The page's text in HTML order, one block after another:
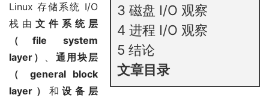
3 磁盘 I/O 观察
4 进程 I/O 观察
5 结论
文章目录
Linux 存储系统 I/O
栈由 文件系统层
（file system
layer） 、 通用块层
（ general block
layer） 和设备层